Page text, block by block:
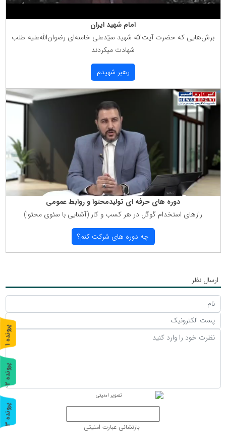
امام شهید ایران
برش‌هایی كه حضرت آیت‌الله شهید سیّدعلی خامنه‌ای رضوان‌الله‌علیه طلب
شهادت میكردند
رهبر شهیدم
دوره های حرفه ای تولیدمحتوا و روابط عمومی
رازهای استخدام گوگل در هر كسب و كار (آشنایی با سئوی محتوا)
چه دوره های شركت كنم؟
ارسال نظر
بازنشانی عبارت امنیتی
پ
ر
و
ن
د
ه
1
پ
ر
و
ن
د
ه
2
پ
ر
و
ن
د
ه
3